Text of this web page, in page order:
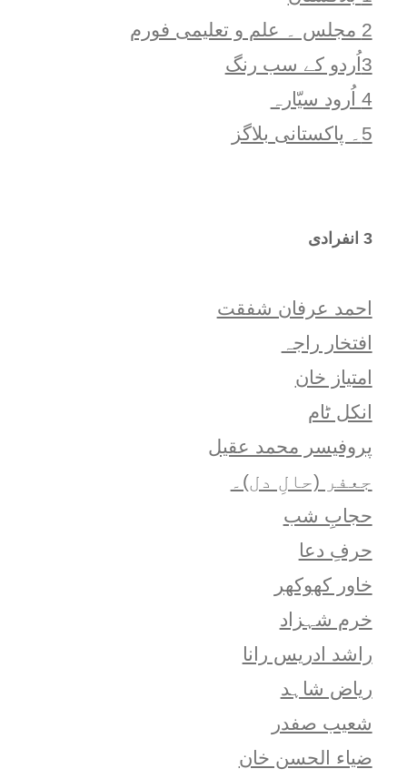
2 مجلس ۔ علم و تعلیمی فورم
3اُردو کے سب رنگ
4 اُرود سیّارہ
5۔ پاکستانی بلاگز
3 انفرادی
احمد عرفان شفقت
افتخار راجہ
امتياز خان
انکل ٹام
پروفیسر محمد عقیل
جعفر (حالِ دل)۔
حجابِ شب
حرفِ دعا
خاور کھوکھر
خرم شہزاد
راشد ادریس رانا
ریاض شاہد
شعيب صفدر
ضیاء الحسن خان